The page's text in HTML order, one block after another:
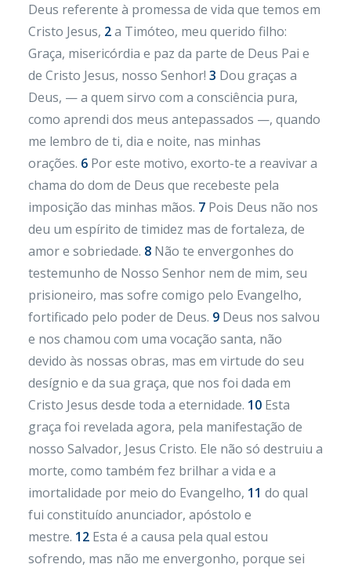
Deus referente à promessa de vida que temos em
Cristo Jesus, 2a Timóteo, meu querido filho:
Graça, misericórdia e paz da parte de Deus Pai e
de Cristo Jesus, nosso Senhor! 3 Dou graças a
Deus, — a quem sirvo com a consciência pura,
como aprendi dos meus antepassados —, quando
me lembro de ti, dia e noite, nas minhas
orações. 6 Por este motivo, exorto-te a reavivar a
chama do dom de Deus que recebeste pela
imposição das minhas mãos. 7 Pois Deus não nos
deu um espírito de timidez mas de fortaleza, de
amor e sobriedade. 8 Não te envergonhes do
testemunho de Nosso Senhor nem de mim, seu
prisioneiro, mas sofre comigo pelo Evangelho,
fortificado pelo poder de Deus. 9 Deus nos salvou
e nos chamou com uma vocação santa, não
devido às nossas obras, mas em virtude do seu
desígnio e da sua graça, que nos foi dada em
Cristo Jesus desde toda a eternidade. 10 Esta
graça foi revelada agora, pela manifestação de
nosso Salvador, Jesus Cristo. Ele não só destruiu a
morte, como também fez brilhar a vida e a
imortalidade por meio do Evangelho, 11 do qual
fui constituído anunciador, apóstolo e
mestre. 12 Esta é a causa pela qual estou
sofrendo, mas não me envergonho, porque sei